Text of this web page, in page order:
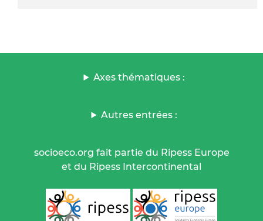
Axes thématiques :
Autres entrées :
socioeco.org fait partie du Ripess Europe
et du Ripess Intercontinental